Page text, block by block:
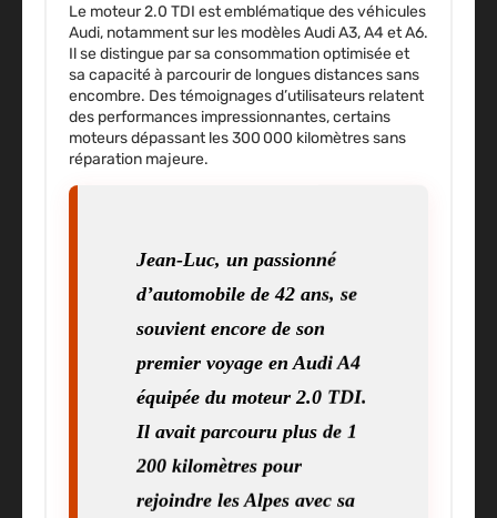
Le moteur 2.0 TDI est emblématique des véhicules
Audi, notamment sur les modèles Audi A3, A4 et A6.
Il se distingue par sa consommation optimisée et
sa capacité à parcourir de longues distances sans
encombre. Des témoignages d’utilisateurs relatent
des performances impressionnantes, certains
moteurs dépassant les 300 000 kilomètres sans
réparation majeure.
Jean-Luc, un passionné
d’automobile de 42 ans, se
souvient encore de son
premier voyage en Audi A4
équipée du moteur 2.0 TDI.
Il avait parcouru plus de 1
200 kilomètres pour
rejoindre les Alpes avec sa